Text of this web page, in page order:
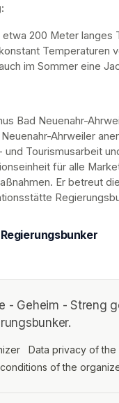
200 Meter langes
Temperaturen
im Sommer eine
Bad Neuenahr-
Ahrweiler
und Tourismusarbeit
für alle
Er betreut
- Geheim - Streng
(opens in a new tab)
Data privacy of
of the